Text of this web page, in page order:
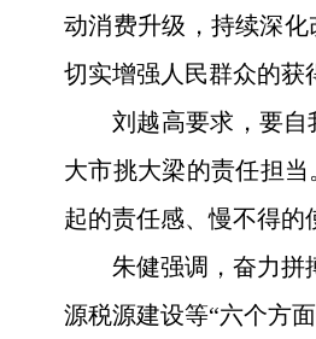
动消费升级，持续深
切实增强人民群众的获
刘越高要求，要
大市挑大梁的责任担
起的责任感、慢不得
朱健强调，奋力拼
源税源建设等“六个方